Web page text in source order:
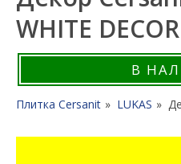
WHITE
В
Плитка Cersanit LUKAS